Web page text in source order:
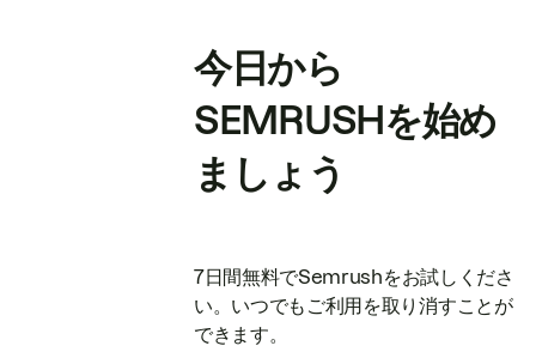
今日から
SEMRUSHを始め
ましょう
7日間無料でSemrushをお試しくださ
い。いつでもご利用を取り消すことが
できます。